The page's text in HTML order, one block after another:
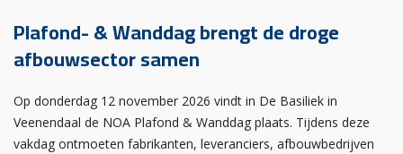
Plafond- & Wanddag brengt de droge
afbouwsector samen
Op donderdag 12 november 2026 vindt in De Basiliek in
Veenendaal de NOA Plafond & Wanddag plaats. Tijdens deze
vakdag ontmoeten fabrikanten, leveranciers, afbouwbedrijven